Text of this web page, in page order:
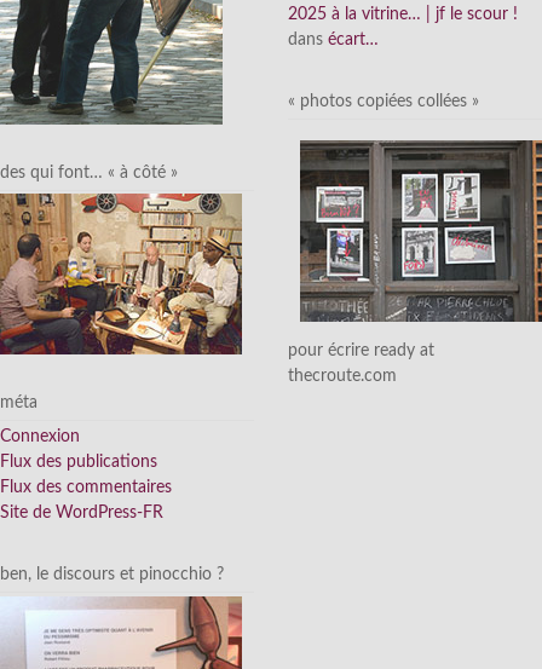
des qui font… « à côté »
méta
Connexion
Flux des publications
Flux des commentaires
Site de WordPress-FR
ben, le discours et pinocchio ?
2025 à la vitrine… | jf le scour !
dans écart…
« photos copiées collées »
pour écrire ready at
thecroute.com